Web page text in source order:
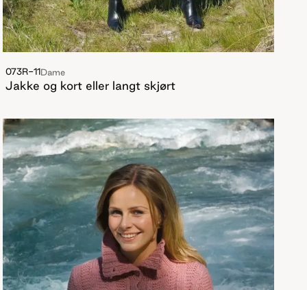
073R-11Dame
Jakke og kort eller langt skjørt